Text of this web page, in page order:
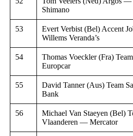
Shimano
53
Evert Verbist (Bel) Accent
Willems Veranda’s
54
Thomas Voeckler (Fra) Team
Europcar
55
David Tanner (Aus) Team
Bank
56
Michael Van Staeyen (Bel)
Vlaanderen — Mercator